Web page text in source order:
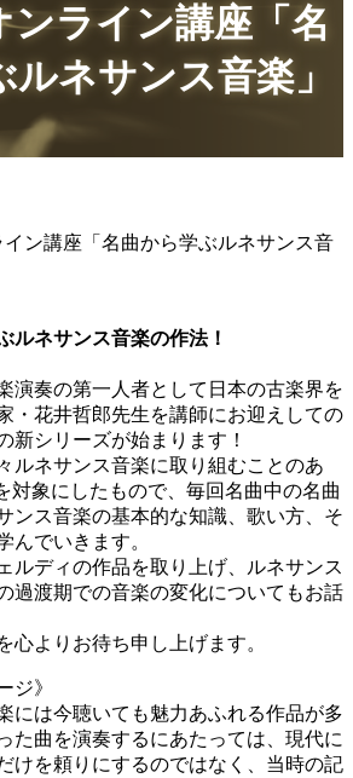
ンライン講座「名
ネサンス音楽」
ン講座「名曲から学ぶルネサンス音
ルネサンス音楽の作法！
演奏の第一人者として日本の古楽界を
・花井哲郎先生を講師にお迎えしての
新シリーズが始まります！
ルネサンス音楽に取り組むことのあ
対象にしたもので、毎回名曲中の名曲
ンス音楽の基本的な知識、歌い方、そ
んでいきます。
ルディの作品を取り上げ、ルネサンス
過渡期での音楽の変化についてもお話
心よりお待ち申し上げます。
ジ》
には今聴いても魅力あふれる作品が多
た曲を演奏するにあたっては、現代に
けを頼りにするのではなく、当時の記